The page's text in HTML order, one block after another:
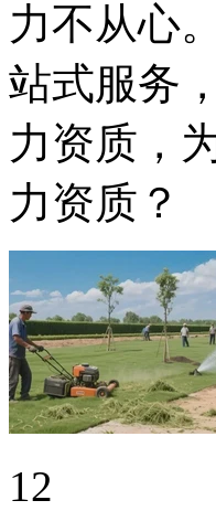
力不从心
站式服务
力资质，
力资质？
12